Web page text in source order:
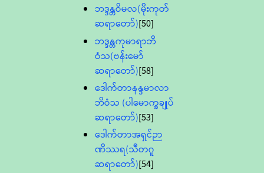
ဘဒ္ဒန္တဝိမလ(မိုးကုတ်
ဆရာတော်)[50]
ဘဒ္ဒန္တကုမာရာဘိ
ဝံသ(ဗန်းမော်
ဆရာတော်)[58]
ဒေါက်တာနန္ဒမာလာ
ဘိဝံသ (ပါမောက္ခချုပ်
ဆရာတော်)[53]
ဒေါက်တာအရှင်ဉာ
ဏိဿရ(သီတဂူ
ဆရာတော်)[54]